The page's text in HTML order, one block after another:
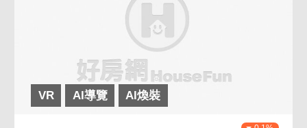
VR AI導覽 AI煥裝